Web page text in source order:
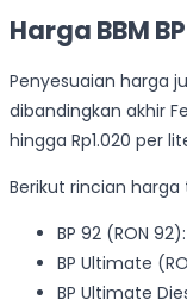
Harga BBM
Penyesuaian harga
dibandingkan akhir
hingga Rp1.020 per
Berikut rincian harga
BP 92 (RON
BP Ultimate
BP Ultimate